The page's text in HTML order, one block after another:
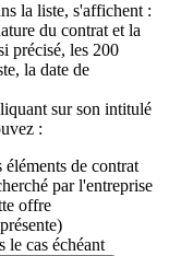
la liste, s'affichent :
du contrat et la
précisé, les 200
la date de
sur son intitulé
:
éléments de contrat
par l'entreprise
offre
le cas échéant